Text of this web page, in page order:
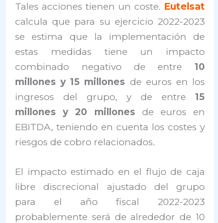
Tales acciones tienen un coste. Eutelsat
calcula que para su ejercicio 2022-2023
se estima que la implementación de
estas medidas tiene un impacto
combinado negativo de entre 10
millones y 15 millones de euros en los
ingresos del grupo, y de entre 15
millones y 20 millones de euros en
EBITDA, teniendo en cuenta los costes y
riesgos de cobro relacionados.
El impacto estimado en el flujo de caja
libre discrecional ajustado del grupo
para el año fiscal 2022-2023
probablemente será de alrededor de 10